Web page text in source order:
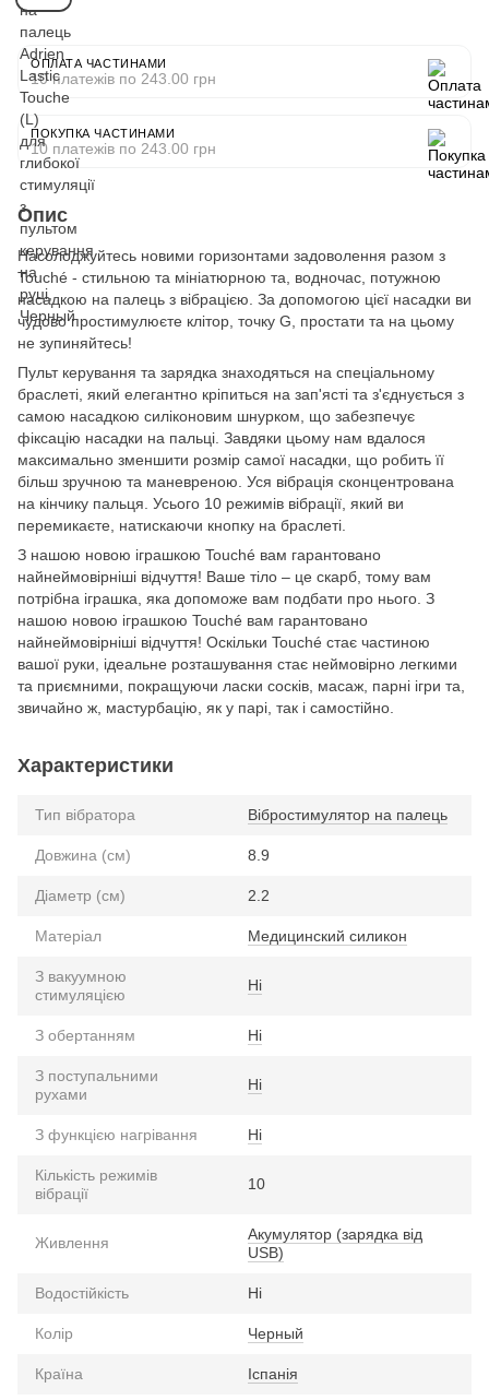
ОПЛАТА ЧАСТИНАМИ
10 платежів по 243.00 грн
ПОКУПКА ЧАСТИНАМИ
10 платежів по 243.00 грн
Опис
Насолоджуйтесь новими горизонтами задоволення разом з
Touché - стильною та мініатюрною та, водночас, потужною
насадкою на палець з вібрацією. За допомогою цієї насадки ви
чудово простимулюєте клітор, точку G, простати та на цьому
не зупиняйтесь!
Пульт керування та зарядка знаходяться на спеціальному
браслеті, який елегантно кріпиться на зап'ясті та з'єднується з
самою насадкою силіконовим шнурком, що забезпечує
фіксацію насадки на пальці. Завдяки цьому нам вдалося
максимально зменшити розмір самої насадки, що робить її
більш зручною та маневреною. Уся вібрація сконцентрована
на кінчику пальця. Усього 10 режимів вібрації, який ви
перемикаєте, натискаючи кнопку на браслеті.
З нашою новою іграшкою Touché вам гарантовано
найнеймовірніші відчуття! Ваше тіло – це скарб, тому вам
потрібна іграшка, яка допоможе вам подбати про нього. З
нашою новою іграшкою Touché вам гарантовано
найнеймовірніші відчуття! Оскільки Touché стає частиною
вашої руки, ідеальне розташування стає неймовірно легкими
та приємними, покращуючи ласки сосків, масаж, парні ігри та,
звичайно ж, мастурбацію, як у парі, так і самостійно.
Характеристики
Тип вібратора Вібростимулятор на палець
Довжина (см) 8.9
Діаметр (см) 2.2
Матеріал Медицинский силикон
З вакуумною
стимуляцією
Ні
З обертанням Ні
З поступальними
рухами
Ні
З функцією нагрівання Ні
Кількість режимів
вібрації
10
Живлення
Акумулятор (зарядка від
USB)
Водостійкість Ні
Колір Черный
Країна Іспанія